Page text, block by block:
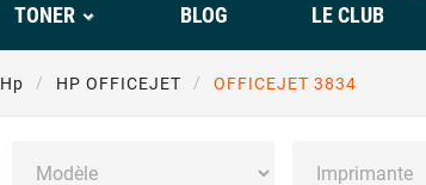
TONER BLOG LE CLUB
Hp HP OFFICEJET OFFICEJET 3834